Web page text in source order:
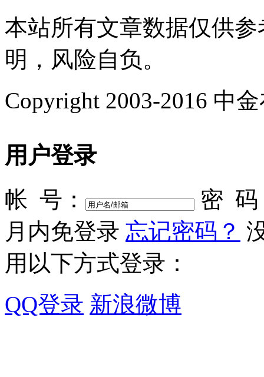
本站所有文章数据仅供
明，风险自负。
Copyright 2003-2016 中
用户登录
帐 号：
密 码
月内免登录 忘记密码？
用以下方式登录：
QQ登录 新浪微博